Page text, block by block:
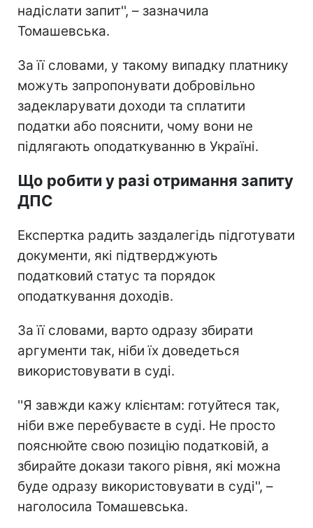
надіслати запит'', – зазначила
Томашевська.
За її словами, у такому випадку платнику
можуть запропонувати добровільно
задекларувати доходи та сплатити
податки або пояснити, чому вони не
підлягають оподаткуванню в Україні.
Що робити у разі отримання запиту
ДПС
Експертка радить заздалегідь підготувати
документи, які підтверджують
податковий статус та порядок
оподаткування доходів.
За її словами, варто одразу збирати
аргументи так, ніби їх доведеться
використовувати в суді.
''Я завжди кажу клієнтам: готуйтеся так,
ніби вже перебуваєте в суді. Не просто
пояснюйте свою позицію податковій, а
збирайте докази такого рівня, які можна
буде одразу використовувати в суді'', –
наголосила Томашевська.